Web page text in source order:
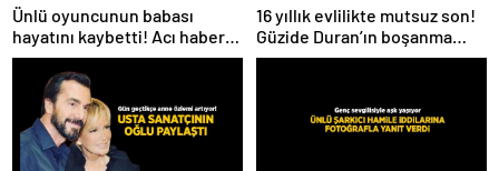
Ünlü oyuncunun babası
hayatını kaybetti! Acı haberi
sosyal medyadan duyurdu
16 yıllık evlilikte mutsuz son!
Güzide Duran’ın boşanma
davasında sürpriz isim tanık